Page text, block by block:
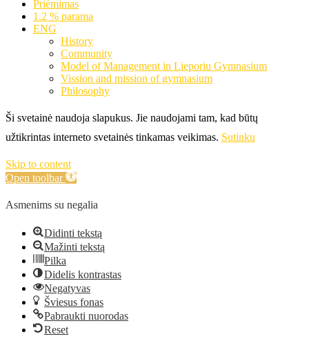
Priėmimas
1.2 % parama
ENG
History
Community
Model of Management in Lieporiu Gymnasium
Vission and mission of gymnasium
Philosophy
Ši svetainė naudoja slapukus. Jie naudojami tam, kad būtų
užtikrintas interneto svetainės tinkamas veikimas. Sutinku
Skip to content
Open toolbar
Asmenims su negalia
Didinti tekstą
Mažinti tekstą
Pilka
Didelis kontrastas
Negatyvas
Šviesus fonas
Pabraukti nuorodas
Reset